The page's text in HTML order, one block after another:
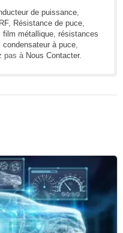
de puissance,
, Résistance de puce,
film métallique, résistances
condensateur à puce,
pas à Nous Contacter.